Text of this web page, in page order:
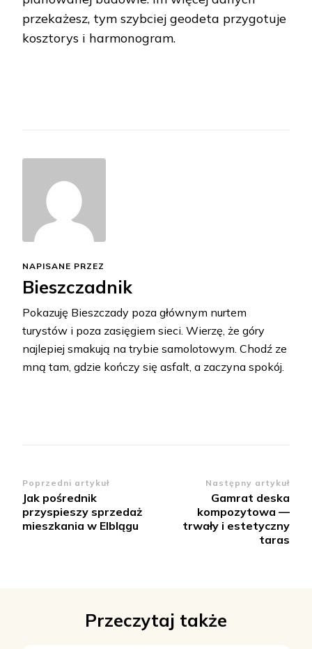
przekażesz, tym szybciej geodeta przygotuje
kosztorys i harmonogram.
NAPISANE PRZEZ
Bieszczadnik
Pokazuję Bieszczady poza głównym nurtem
turystów i poza zasięgiem sieci. Wierzę, że góry
najlepiej smakują na trybie samolotowym. Chodź ze
mną tam, gdzie kończy się asfalt, a zaczyna spokój.
Zobacz
wpisy
Poprzedni artykuł
Jak pośrednik
przyspieszy sprzedaż
mieszkania w Elblągu
Następny artykuł
Gamrat deska
kompozytowa —
trwały i estetyczny
taras
Przeczytaj także